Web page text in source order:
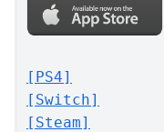
[PS4]
[Switch]
[Steam]